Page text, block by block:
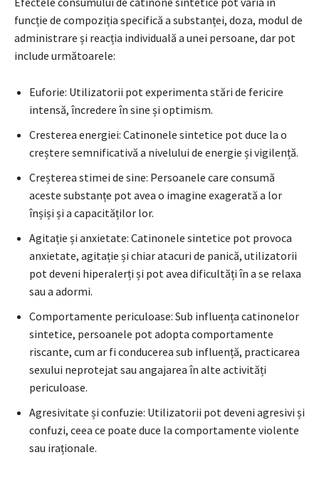
funcție de compoziția specifică a substanței, doza, modul de
administrare și reacția individuală a unei persoane, dar pot
include următoarele:
Euforie: Utilizatorii pot experimenta stări de fericire
intensă, încredere în sine și optimism.
Cresterea energiei: Catinonele sintetice pot duce la o
creștere semnificativă a nivelului de energie și vigilență.
Creșterea stimei de sine: Persoanele care consumă
aceste substanțe pot avea o imagine exagerată a lor
înșiși și a capacităților lor.
Agitație și anxietate: Catinonele sintetice pot provoca
anxietate, agitație și chiar atacuri de panică, utilizatorii
pot deveni hiperalerți și pot avea dificultăți în a se relaxa
sau a adormi.
Comportamente periculoase: Sub influența catinonelor
sintetice, persoanele pot adopta comportamente
riscante, cum ar fi conducerea sub influență, practicarea
sexului neprotejat sau angajarea în alte activități
periculoase.
Agresivitate și confuzie: Utilizatorii pot deveni agresivi și
confuzi, ceea ce poate duce la comportamente violente
sau iraționale.